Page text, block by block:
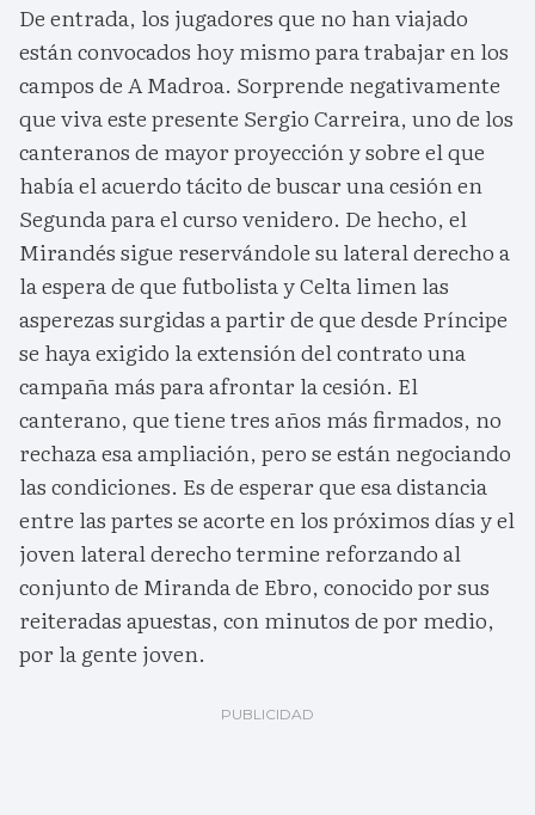
De entrada, los jugadores que no han viajado
están convocados hoy mismo para trabajar en los
campos de A Madroa. Sorprende negativamente
que viva este presente Sergio Carreira, uno de los
canteranos de mayor proyección y sobre el que
había el acuerdo tácito de buscar una cesión en
Segunda para el curso venidero. De hecho, el
Mirandés sigue reservándole su lateral derecho a
la espera de que futbolista y Celta limen las
asperezas surgidas a partir de que desde Príncipe
se haya exigido la extensión del contrato una
campaña más para afrontar la cesión. El
canterano, que tiene tres años más firmados, no
rechaza esa ampliación, pero se están negociando
las condiciones. Es de esperar que esa distancia
entre las partes se acorte en los próximos días y el
joven lateral derecho termine reforzando al
conjunto de Miranda de Ebro, conocido por sus
reiteradas apuestas, con minutos de por medio,
por la gente joven.